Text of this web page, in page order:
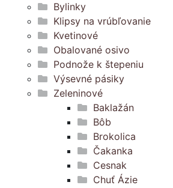
Bylinky
Klipsy na vrúbľovanie
Kvetinové
Obalované osivo
Podnože k štepeniu
Výsevné pásiky
Zeleninové
Baklažán
Bôb
Brokolica
Čakanka
Cesnak
Chuť Ázie